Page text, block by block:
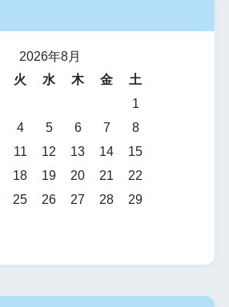
2026年8月
火 水 木 金
土
1
4 5 6 7
8
11 12 13 14
15
18 19 20 21
22
25 26 27 28
29